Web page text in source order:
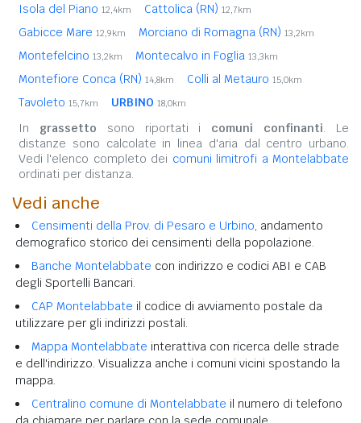
Isola del Piano 12,4km Cattolica (RN) 12,7km
Gabicce Mare 12,9km Morciano di Romagna (RN) 13,2km
Montefelcino 13,2km Montecalvo in Foglia 13,3km
Montefiore Conca (RN) 14,8km Colli al Metauro 15,0km
Tavoleto 15,7km URBINO 18,0km
In grassetto sono riportati i comuni confinanti. Le
distanze sono calcolate in linea d'aria dal centro urbano.
Vedi l'elenco completo dei comuni limitrofi a Montelabbate
ordinati per distanza.
Vedi anche
Censimenti della Prov. di Pesaro e Urbino, andamento
demografico storico dei censimenti della popolazione.
Banche Montelabbate con indirizzo e codici ABI e CAB
degli Sportelli Bancari.
CAP Montelabbate il codice di avviamento postale da
utilizzare per gli indirizzi postali.
Mappa Montelabbate interattiva con ricerca delle strade
e dell'indirizzo. Visualizza anche i comuni vicini spostando la
mappa.
Centralino comune di Montelabbate il numero di telefono